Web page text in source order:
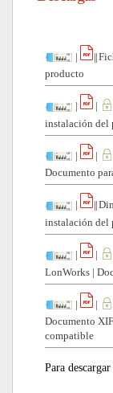
| |
|
producto
| |
instalación del
| |
Documento
| |
|
instalación del
| |
LonWorks |
| |
Documento
compatible
Para